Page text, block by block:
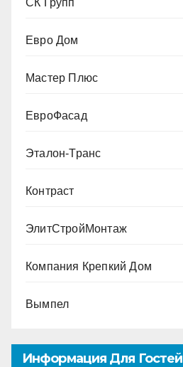
СК Групп
Евро Дом
Мастер Плюс
ЕвроФасад
Эталон-Транс
Контраст
ЭлитСтройМонтаж
Компания Крепкий Дом
Вымпел
Информация Для Гостей